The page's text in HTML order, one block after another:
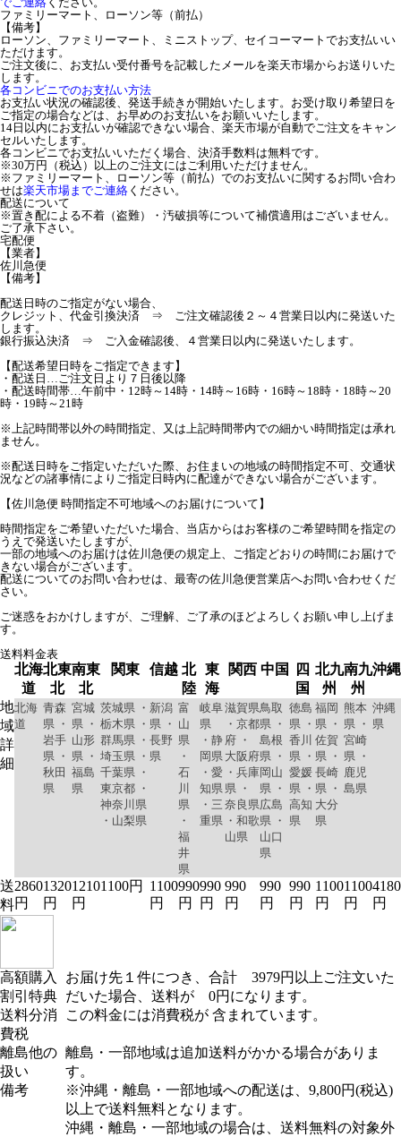
ファミリーマート、ローソン等（前払）
【備考】
ローソン、ファミリーマート、ミニストップ、セイコーマートでお支払いい
ただけます。
ご注文後に、お支払い受付番号を記載したメールを楽天市場からお送りいた
します。
各コンビニでのお支払い方法
お支払い状況の確認後、発送手続きが開始いたします。お受け取り希望日を
ご指定の場合などは、お早めのお支払いをお願いいたします。
14日以内にお支払いが確認できない場合、楽天市場が自動でご注文をキャン
セルいたします。
各コンビニでお支払いいただく場合、決済手数料は無料です。
※30万円（税込）以上のご注文にはご利用いただけません。
※ファミリーマート、ローソン等（前払）でのお支払いに関するお問い合わ
せは楽天市場までご連絡 ください。
配送について
※置き配による不着（盗難）・汚破損等について補償適用はございません。
ご了承下さい。
宅配便
【業者】
佐川急便
【備考】
配送日時のご指定がない場合、
クレジット、代金引換決済 ⇒ ご注文確認後２～４営業日以内に発送いた
します。
銀行振込決済 ⇒ ご入金確認後、４営業日以内に発送いたします。
【配送希望日時をご指定できます】
・配送日…ご注文日より７日後以降
・配送時間帯…午前中・12時～14時・14時～16時・16時～18時・18時～20
時・19時～21時
※上記時間帯以外の時間指定、又は上記時間帯内での細かい時間指定は承れ
ません。
※配送日時をご指定いただいた際、お住まいの地域の時間指定不可、交通状
況などの諸事情によりご指定日時内に配達ができない場合がございます。
【佐川急便 時間指定不可地域へのお届けについて】
時間指定をご希望いただいた場合、当店からはお客様のご希望時間を指定の
うえで発送いたしますが、
一部の地域へのお届けは佐川急便の規定上、ご指定どおりの時間にお届けで
きない場合がございます。
配送についてのお問い合わせは、最寄の佐川急便営業店へお問い合わせくだ
さい。
ご迷惑をおかけしますが、ご理解、ご了承のほどよろしくお願い申し上げま
す。
送料料金表
北海
道
北東
北
南東
北
関東 信越 北
陸
東
海
関西 中国
四
国
北九
州
南九
州
沖縄
地
域
詳
細
北海
道
青森
県 ・
岩手
県 ・
秋田
県
宮城
県 ・
山形
県 ・
福島
県
茨城県 ・
栃木県 ・
群馬県 ・
埼玉県 ・
千葉県 ・
東京都 ・
神奈川県
・山梨県
新潟
県 ・
長野
県
富
山
県
・
石
川
県
・
福
井
県
岐阜
県
・静
岡県
・愛
知県
・三
重県
滋賀県
・京都
府 ・
大阪府
・兵庫
県 ・
奈良県
・和歌
山県
鳥取
県 ・
島根
県 ・
岡山
県 ・
広島
県 ・
山口
県
徳島
県 ・
香川
県 ・
愛媛
県 ・
高知
県
福岡
県 ・
佐賀
県 ・
長崎
県 ・
大分
県
熊本
県 ・
宮崎
県 ・
鹿児
島県
沖縄
県
送
料
2860
円
1320
円
1210
円
1100円
1100
円
990
円
990
円
990
円
990
円
990
円
1100
円
1100
円
4180
円
高額購入
割引特典
お届け先１件につき、合計 3979円以上ご注文いた
だいた場合、送料が 0円になります。
送料分消
費税
この料金には消費税が 含まれています。
離島他の
扱い
離島・一部地域は追加送料がかかる場合がありま
す。
備考
※沖縄・離島・一部地域への配送は、9,800円(税込)
以上で送料無料となります。
沖縄・離島・一部地域の場合は、送料無料の対象外